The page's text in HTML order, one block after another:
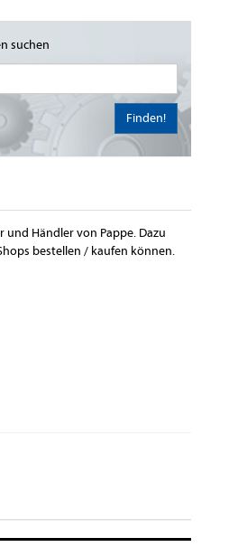
suchen
Finden!
und Händler von Pappe. Dazu
bestellen / kaufen können.